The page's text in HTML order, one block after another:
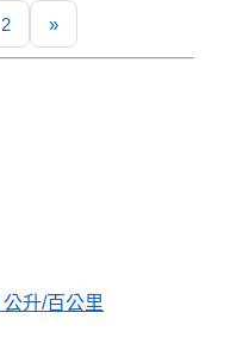
2 »
升/百公里